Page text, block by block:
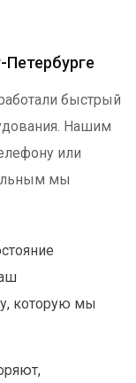
Петербурге
быстрый
Нашим
или
мы
которую мы